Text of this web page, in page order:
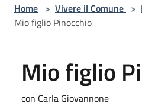
Home > Vivere il Comune >
Mio figlio Pinocchio
Mio figlio
con Carla Giovannone